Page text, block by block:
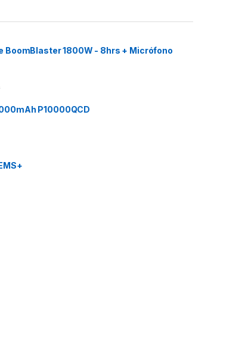
BoomBlaster 1800W - 8hrs + Micrófono
P10000QCD